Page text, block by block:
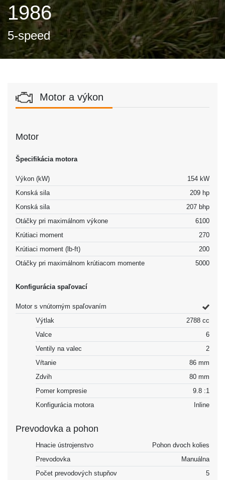
1986
5-speed
Motor a výkon
Motor
Špecifikácia motora
Výkon (kW)
154 kW
Konská sila
209 hp
Konská sila
207 bhp
Otáčky pri maximálnom výkone
6100
Krútiaci moment
270
Krútiaci moment (lb-ft)
200
Otáčky pri maximálnom krútiacom momente
5000
Konfigurácia spaľovací
Motor s vnútorným spaľovaním
Výtlak
2788 cc
Valce
6
Ventily na valec
2
Vŕtanie
86 mm
Zdvih
80 mm
Pomer kompresie
9.8 :1
Konfigurácia motora
Inline
Prevodovka a pohon
Hnacie ústrojenstvo
Pohon dvoch kolies
Prevodovka
Manuálna
Počet prevodových stupňov
5